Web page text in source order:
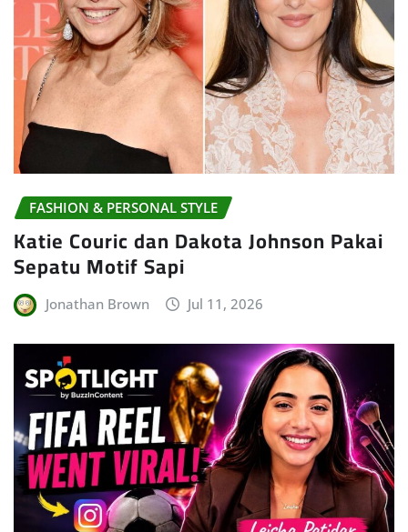
FASHION & PERSONAL STYLE
Katie Couric dan Dakota Johnson Pakai
Sepatu Motif Sapi
Jonathan Brown Jul 11, 2026